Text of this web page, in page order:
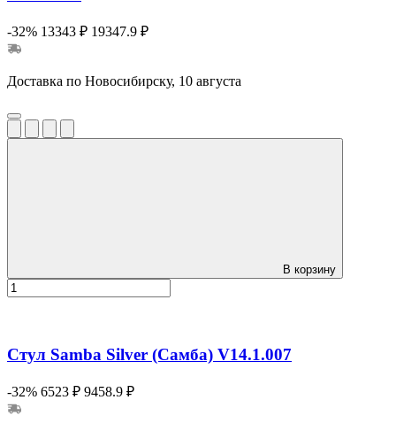
-32% 13343 ₽ 19347.9 ₽
Доставка по Новосибирску, 10 августа
В корзину
Стул Samba Silver (Самба) V14.1.007
-32% 6523 ₽ 9458.9 ₽